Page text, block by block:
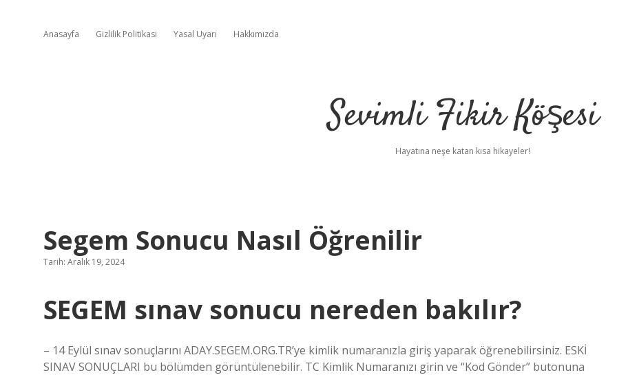
Anasayfa Gizlilik Politikası Yasal Uyarı Hakkımızda
Sevimli Fikir Köşesi
Hayatına neşe katan kısa hikayeler!
Segem Sonucu Nasıl Öğrenilir
Tarih: Aralık 19, 2024
SEGEM sınav sonucu nereden bakılır?
– 14 Eylül sınav sonuçlarını ADAY.SEGEM.ORG.TR’ye kimlik numaranızla giriş yaparak öğrenebilirsiniz. ESKİ
SINAV SONUÇLARI bu bölümden görüntülenebilir. TC Kimlik Numaranızı girin ve “Kod Gönder” butonuna